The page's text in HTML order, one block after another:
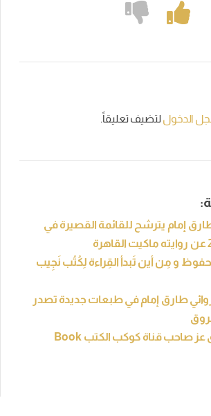
الدخوللتضيف تعليقاً.
إمام يترشح للقائمة القصيرة في
و مِن أين تَبدأ القِراءة لِكُتُب نَجِيب
طارق إمام في طبعات جديدة تصدر
مقابلة مع طارق عز صاحب قناة كوكب الكتب Book